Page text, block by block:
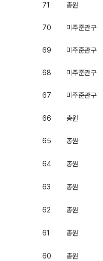
71 총원
70 미주준관구
69 미주준관구
68 미주준관구
67 미주준관구
66 총원
65 총원
64 총원
63 총원
62 총원
61 총원
60 총원